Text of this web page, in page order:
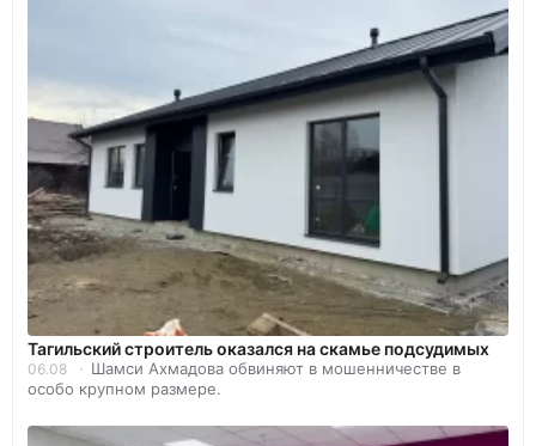
Тагильский строитель оказался на скамье подсудимых
06.08
Шамси Ахмадова обвиняют в мошенничестве в
особо крупном размере.